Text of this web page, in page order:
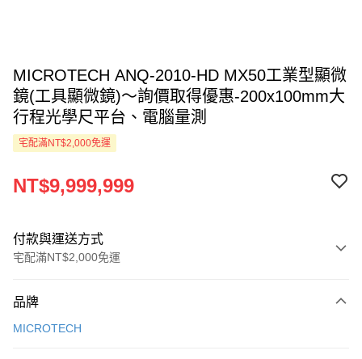
MICROTECH ANQ-2010-HD MX50工業型顯微
鏡(工具顯微鏡)～詢價取得優惠-200x100mm大
行程光學尺平台、電腦量測
宅配滿NT$2,000免運
NT$9,999,999
付款與運送方式
宅配滿NT$2,000免運
信用卡一次付款
品牌
MICROTECH